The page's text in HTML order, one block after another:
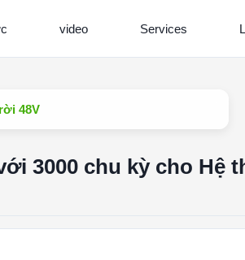
video Services
48V
3000 chu kỳ cho Hệ